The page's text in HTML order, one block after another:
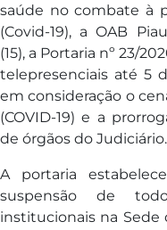
saúde no combate à
(Covid-19), a OAB
(15), a Portaria nº 23/
telepresenciais até 5
em consideração o
(COVID-19) e a
de órgãos do Judiciário.
A portaria
suspensão de
institucionais na Sede